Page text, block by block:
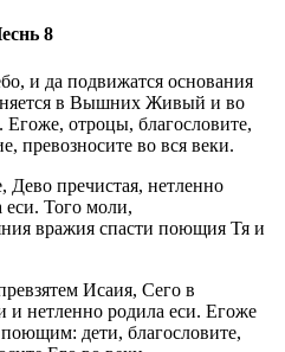
8
и да подвижатся основания
в Вышних Живый и во
Егоже, отроцы, благословите,
превозносите во вся веки.
Дево пречистая, нетленно
еси. Того моли,
вражия спасти поющия Тя и
Исаия, Сего в
и нетленно родила еси. Егоже
дети, благословите,